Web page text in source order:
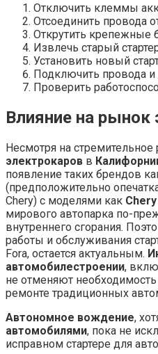
Отключить клеммы
Отсоединить провода
Открутить крепежные
Извлечь старый
Установить новый
Подключить провода
Проверить
Влияние на рынок
Несмотря на стремительное
электрокаров в
появление таких брендов
(предположительно
Chery) с моделями как
мирового автопарка по-
внутреннего сгорания.
работы и обслуживания
Fora, остается актуальным.
автомобилестроении,
не отменяют
ремонте традиционных
Автономное вождение,
автомобилями, пока не
исправном стартере для